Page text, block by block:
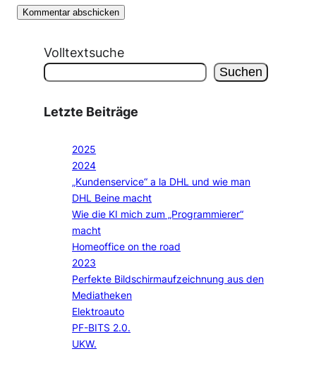
Volltextsuche
Suchen
Letzte Beiträge
2025
2024
„Kundenservice“ a la DHL und wie man
DHL Beine macht
Wie die KI mich zum „Programmierer“
macht
Homeoffice on the road
2023
Perfekte Bildschirmaufzeichnung aus den
Mediatheken
Elektroauto
PF-BITS 2.0.
UKW.